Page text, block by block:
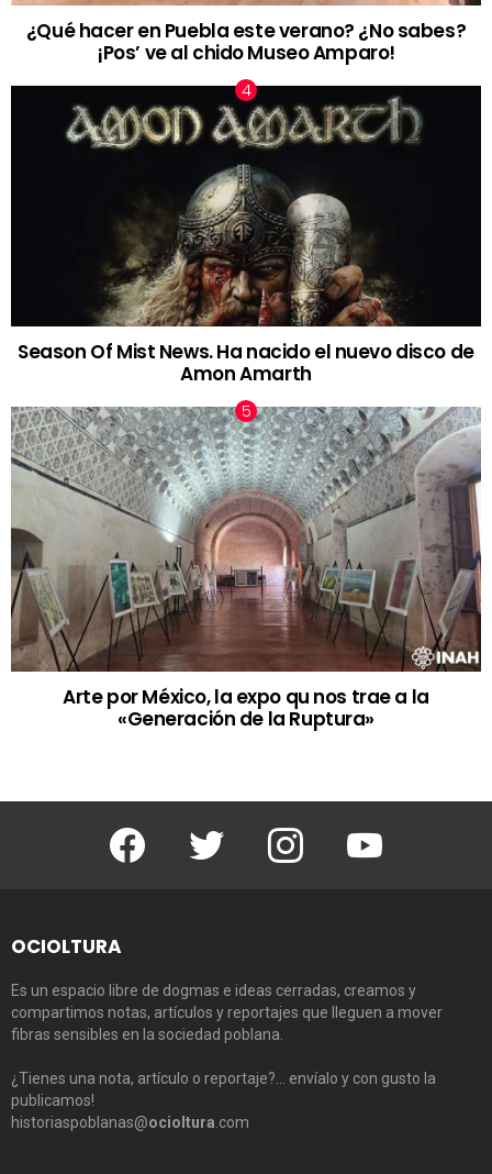
¿Qué hacer en Puebla este verano? ¿No sabes?
¡Pos’ ve al chido Museo Amparo!
Season Of Mist News. Ha nacido el nuevo disco de
Amon Amarth
Arte por México, la expo qu nos trae a la
«Generación de la Ruptura»
Facebook Twitter Instagram
OCIOLTURA
Es un espacio libre de dogmas e ideas cerradas, creamos y
compartimos notas, artículos y reportajes que lleguen a mover
fibras sensibles en la sociedad poblana.
¿Tienes una nota, artículo o reportaje?… envíalo y con gusto la
publicamos!
historiaspoblanas@ocioltura .com